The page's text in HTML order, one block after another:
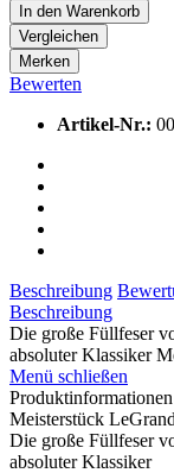
In den Warenkorb
Vergleichen
Merken
Bewerten
Artikel-Nr.:
Beschreibung
Beschreibung
Die große Füllfeser
absoluter Klassiker
Menü schließen
Meisterstück
Die große Füllfeser
absoluter Klassiker